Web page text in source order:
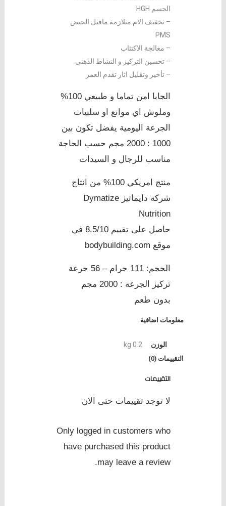
الجسم HGH
– تخفيف الام متلازمة ماقبل الحيض
PMS
– معالجة الاكتئاب
– تحسين التركيز و النشاط الذهني
– تأخير وتقليل اثار تقدم العمر
الجابا امن تماما و طبيعي 100%
وملوش اي موانع او سلبيات
الجرعة اليومية يفضل تكون بين
1000 : 2000 مجم حسب الحاجة
مناسب للرجال و السيدات
منتج امريكي 100% من انتاج
شركة دايماتيز Dymatize
Nutrition
حاصل على تقييم 8.5/10 في
موقع bodybuilding.com
الحجم: 111 جرام – 56 جرعة
تركيز الجرعة : 2000 مجم
بدون طعم
معلومات اضافية
الوزن 0.2 kg
التقييمات (0)
التقييمات
لا توجد تقييمات حتى الان
Only logged in customers who
have purchased this product
may leave a review.